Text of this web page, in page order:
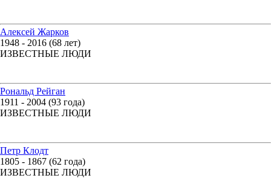
Алексей Жарков
1948 - 2016 (68 лет)
ИЗВЕСТНЫЕ ЛЮДИ
Рональд Рейган
1911 - 2004 (93 года)
ИЗВЕСТНЫЕ ЛЮДИ
Петр Клодт
1805 - 1867 (62 года)
ИЗВЕСТНЫЕ ЛЮДИ